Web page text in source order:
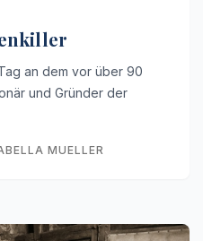
an dem vor über 90
und Gründer der
MUELLER